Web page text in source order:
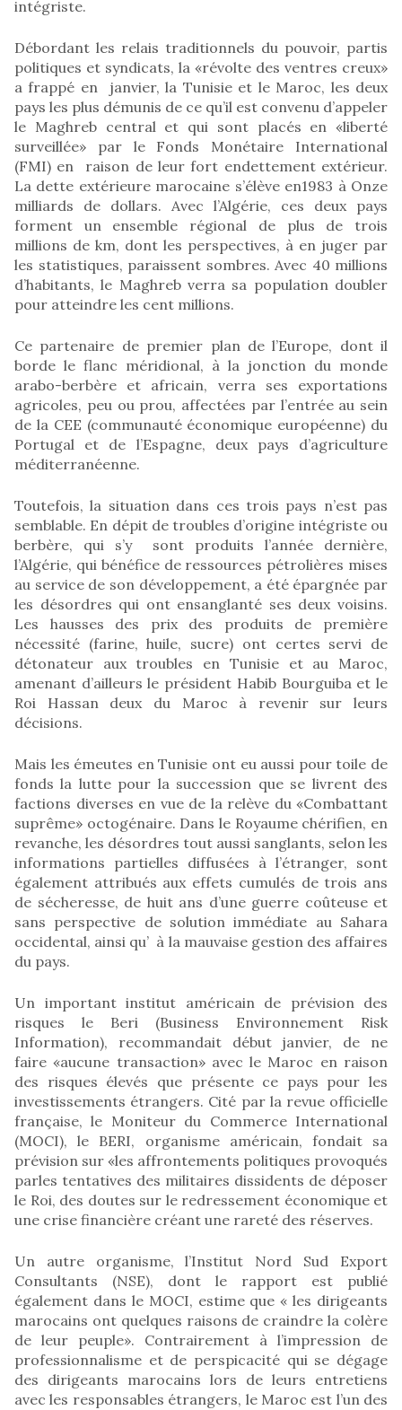
intégriste.
Débordant les relais traditionnels du pouvoir, partis
politiques et syndicats, la «révolte des ventres creux»
a frappé en janvier, la Tunisie et le Maroc, les deux
pays les plus démunis de ce qu’il est convenu d’appeler
le Maghreb central et qui sont placés en «liberté
surveillée» par le Fonds Monétaire International
(FMI) en raison de leur fort endettement extérieur.
La dette extérieure marocaine s’élève en1983 à Onze
milliards de dollars. Avec l’Algérie, ces deux pays
forment un ensemble régional de plus de trois
millions de km, dont les perspectives, à en juger par
les statistiques, paraissent sombres. Avec 40 millions
d’habitants, le Maghreb verra sa population doubler
pour atteindre les cent millions.
Ce partenaire de premier plan de l’Europe, dont il
borde le flanc méridional, à la jonction du monde
arabo-berbère et africain, verra ses exportations
agricoles, peu ou prou, affectées par l’entrée au sein
de la CEE (communauté économique européenne) du
Portugal et de l’Espagne, deux pays d’agriculture
méditerranéenne.
Toutefois, la situation dans ces trois pays n’est pas
semblable. En dépit de troubles d’origine intégriste ou
berbère, qui s’y sont produits l’année dernière,
l’Algérie, qui bénéfice de ressources pétrolières mises
au service de son développement, a été épargnée par
les désordres qui ont ensanglanté ses deux voisins.
Les hausses des prix des produits de première
nécessité (farine, huile, sucre) ont certes servi de
détonateur aux troubles en Tunisie et au Maroc,
amenant d’ailleurs le président Habib Bourguiba et le
Roi Hassan deux du Maroc à revenir sur leurs
décisions.
Mais les émeutes en Tunisie ont eu aussi pour toile de
fonds la lutte pour la succession que se livrent des
factions diverses en vue de la relève du «Combattant
suprême» octogénaire. Dans le Royaume chérifien, en
revanche, les désordres tout aussi sanglants, selon les
informations partielles diffusées à l’étranger, sont
également attribués aux effets cumulés de trois ans
de sécheresse, de huit ans d’une guerre coûteuse et
sans perspective de solution immédiate au Sahara
occidental, ainsi qu’ à la mauvaise gestion des affaires
du pays.
Un important institut américain de prévision des
risques le Beri (Business Environnement Risk
Information), recommandait début janvier, de ne
faire «aucune transaction» avec le Maroc en raison
des risques élevés que présente ce pays pour les
investissements étrangers. Cité par la revue officielle
française, le Moniteur du Commerce International
(MOCI), le BERI, organisme américain, fondait sa
prévision sur «les affrontements politiques provoqués
parles tentatives des militaires dissidents de déposer
le Roi, des doutes sur le redressement économique et
une crise financière créant une rareté des réserves.
Un autre organisme, l’Institut Nord Sud Export
Consultants (NSE), dont le rapport est publié
également dans le MOCI, estime que « les dirigeants
marocains ont quelques raisons de craindre la colère
de leur peuple». Contrairement à l’impression de
professionnalisme et de perspicacité qui se dégage
des dirigeants marocains lors de leurs entretiens
avec les responsables étrangers, le Maroc est l’un des